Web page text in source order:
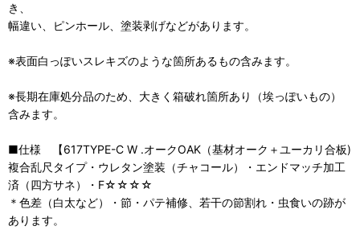
き、
幅違い、ピンホール、塗装剥げなどがあります。
※表面白っぽいスレキズのような箇所あるもの含みます。
※長期在庫処分品のため、大きく箱破れ箇所あり（埃っぽいもの）
含みます。
■仕様 【617TYPE-C W .オークOAK（基材オーク＋ユーカリ合板)
複合乱尺タイプ・ウレタン塗装（チャコール）・エンドマッチ加工
済（四方サネ）・F☆☆☆☆
＊色差（白太など）・節・パテ補修、若干の節割れ・虫食いの跡が
あります。